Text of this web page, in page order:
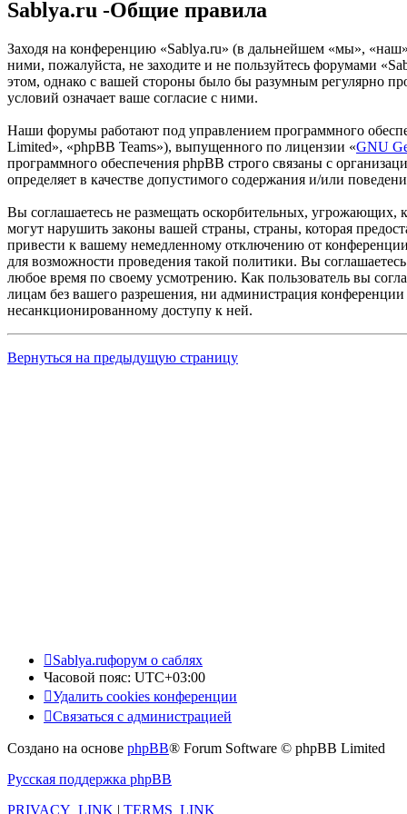
Sablya.ru -Общие правила
Заходя на конференцию «Sablya.ru» (в дальнейшем «мы»,
ними, пожалуйста, не заходите и не пользуйтесь форумами
этом, однако с вашей стороны было бы разумным регулярно
условий означает ваше согласие с ними.
Наши форумы работают под управлением программного
Limited», «phpBB Teams»), выпущенного по лицензии «GNU
программного обеспечения phpBB строго связаны с
определяет в качестве допустимого содержания и/или
Вы соглашаетесь не размещать оскорбительных,
могут нарушить законы вашей страны, страны, которая
привести к вашему немедленному отключению от
для возможности проведения такой политики. Вы
любое время по своему усмотрению. Как пользователь вы
лицам без вашего разрешения, ни администрация
несанкционированному доступу к ней.
Вернуться на предыдущую страницу
Sablya.ruфорум о саблях
Часовой пояс: UTC+03:00
Удалить cookies конференции
Связаться с администрацией
Создано на основе phpBB® Forum Software © phpBB Limited
Русская поддержка phpBB
PRIVACY_LINK | TERMS_LINK